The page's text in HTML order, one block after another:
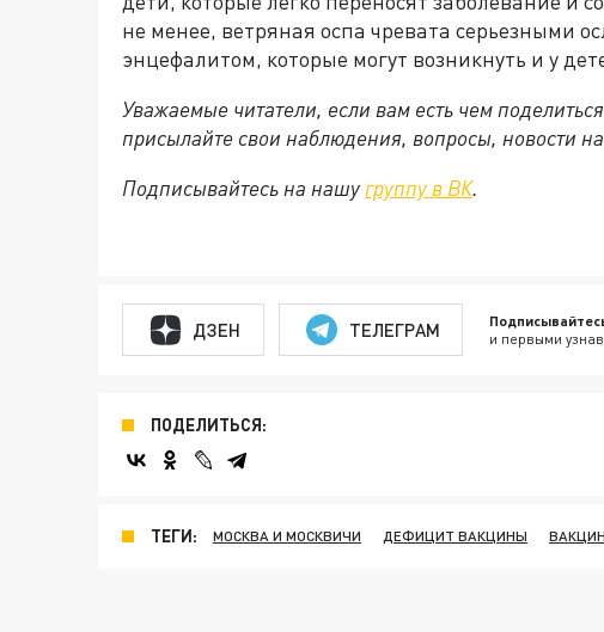
не менее, ветряная оспа чревата серьезными
энцефалитом, которые могут возникнуть и у
Уважаемые читатели, если вам есть чем
присылайте свои наблюдения, вопросы, новости
Подписывайтесь на нашу группу в ВК.
ДЗЕН ТЕЛЕГРАМ и первыми
ПОДЕЛИТЬСЯ:
ТЕГИ: МОСКВА И МОСКВИЧИ ДЕФИЦИТ ВАКЦИНЫ